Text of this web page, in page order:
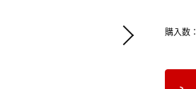
購入数